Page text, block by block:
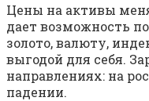
Цены на активы
дает возможность
золото, валюту,
выгодой для себя.
направлениях: на
падении.